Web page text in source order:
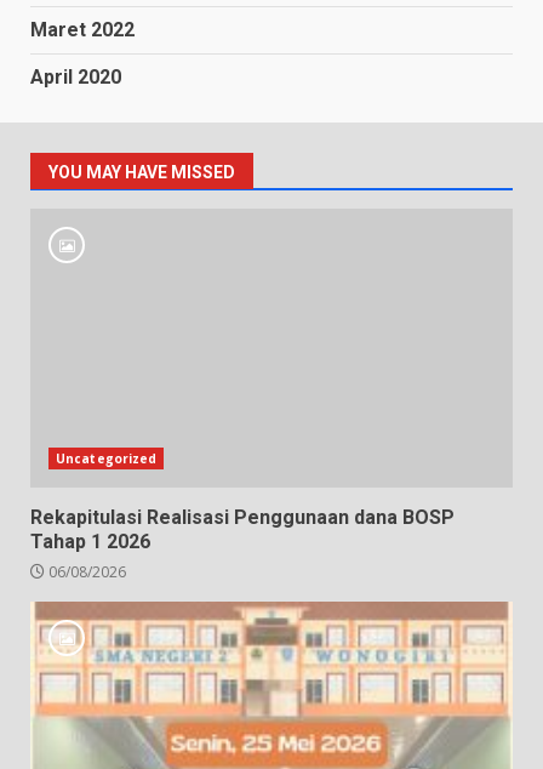
Maret 2022
April 2020
YOU MAY HAVE MISSED
Uncategorized
Rekapitulasi Realisasi Penggunaan dana BOSP
Tahap 1 2026
06/08/2026